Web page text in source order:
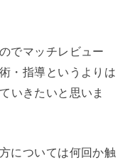
でマッチレビュー
・指導というよりは
いきたいと思いま
については何回か触